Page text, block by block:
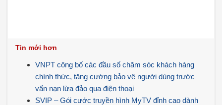
Tin mới hơn
VNPT công bố các đầu số chăm sóc khách hàng
chính thức, tăng cường bảo vệ người dùng trước
vấn nạn lừa đảo qua điện thoại
SVIP – Gói cước truyền hình MyTV đỉnh cao dành